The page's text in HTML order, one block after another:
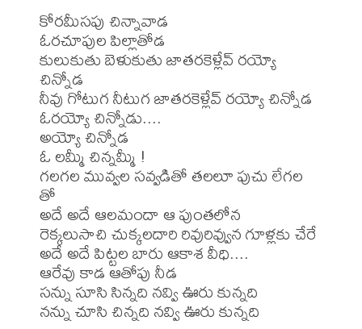
కోరమీసపు చిన్నావాడ
ఓరచూపుల పిల్లాతోడ
కులుకుతు బెళుకుతు జాతరకెళ్లేవ్ రయ్యో
చిన్నోడ
నీవు గోటుగ నీటుగ జాతరకెళ్లేవ్ రయ్యో చిన్నోడ
ఓరయ్యో చిన్నోడు....
అయ్యో చిన్నోడ
ఓ లమ్మీ చిన్నమ్మీ !
గలగల మువ్వల సవ్వడితో తలలూ పుచు లేగల
తో
అదే అదే ఆలమందా ఆ పుంతలోన
రెక్కలుసాచి చుక్కలదారి రివురివ్వున గూళ్లకు చేరే
అదే అదే పిట్టల బారు ఆకాశ వీధి....
ఆరేవు కాడ ఆతోపు నీడ
సన్ను సూసి సిన్నది నవ్వి ఊరు కున్నది
నన్ను చూసి చిన్నది నవ్వి ఊరు కున్నది